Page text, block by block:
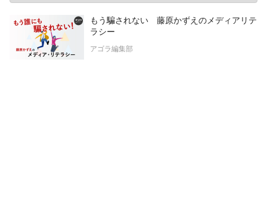
もう騙されない 藤原かずえのメディアリテ
ラシー
アゴラ編集部